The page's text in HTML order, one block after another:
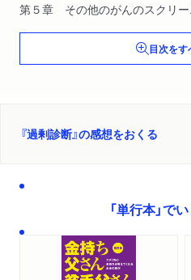
第５章 その他のがんのスクリ
第６章 乳がんのスクリーニング
第７章 遺伝子検査：ＤＮＡの異
第８章 事実を知ろう
結論 診断を減らして健康を追求
目次を
『過剰診断』の感想をおくる
「単行本」で